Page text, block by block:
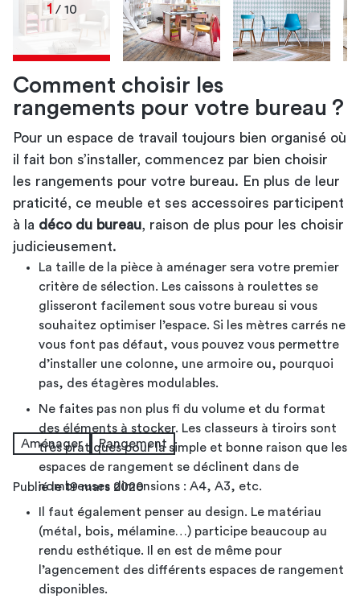
1/ 10
Comment choisir les
rangements pour votre bureau ?
Pour un espace de travail toujours bien organisé où
il fait bon s’installer, commencez par bien choisir
les rangements pour votre bureau. En plus de leur
praticité, ce meuble et ses accessoires participent
à la déco du bureau, raison de plus pour les choisir
judicieusement.
La taille de la pièce à aménager sera votre premier
critère de sélection. Les caissons à roulettes se
glisseront facilement sous votre bureau si vous
souhaitez optimiser l’espace. Si les mètres carrés ne
vous font pas défaut, vous pouvez vous permettre
d’installer une colonne, une armoire ou, pourquoi
pas, des étagères modulables.
Ne faites pas non plus fi du volume et du format
des éléments à stocker. Les classeurs à tiroirs sont
très pratiques pour la simple et bonne raison que les
espaces de rangement se déclinent dans de
nombreuses dimensions : A4, A3, etc.
Il faut également penser au design. Le matériau
(métal, bois, mélamine…) participe beaucoup au
rendu esthétique. Il en est de même pour
l’agencement des différents espaces de rangement
disponibles.
aménagement d’un bureau
chaise de bureau
aménagement de votre
bureau
aménagement
de votre bureau
aménagement d’un bureau
aménagement d’un bureau lumineux
aménagement d’un bureau
contemporain
aménagement d’un bureau rétro
aménagement de votre bureau
aménagement d’un bureau
Aménager Rangement
Publié le 19 mars 2020